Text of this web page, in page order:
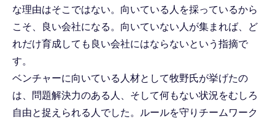
な理由はそこではない。向いている人を採っているから
こそ、良い会社になる。向いていない人が集まれば、ど
れだけ育成しても良い会社にはならないという指摘で
す。
ベンチャーに向いている人材として牧野氏が挙げたの
は、問題解決力のある人、そして何もない状況をむしろ
自由と捉えられる人でした。ルールを守りチームワーク